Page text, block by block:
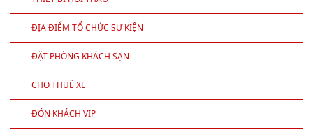
ĐỊA ĐIỂM TỔ CHỨC SỰ KIỆN
ĐẶT PHÒNG KHÁCH SẠN
CHO THUÊ XE
ĐÓN KHÁCH VIP